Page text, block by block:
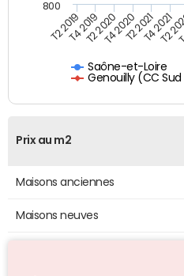
Saône-et-Loire
Genouilly (CC
T2 2019T4 2019T2 2020T4 2020T2 2021T4 2021
T2
800
Prix au m2
Maisons anciennes
Maisons neuves